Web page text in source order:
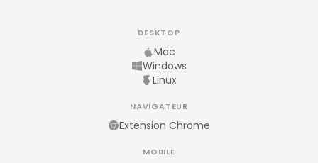
DESKTOP
Mac
Windows
Linux
NAVIGATEUR
Extension Chrome
MOBILE